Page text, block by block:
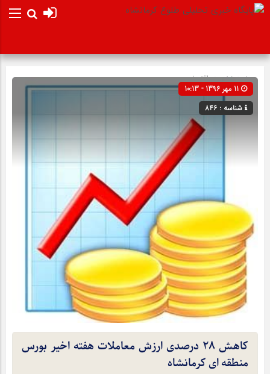
صفحه نخستاقتصادی
شناسه : 846
کاهش ۲۸ درصدی ارزش معاملات هفته اخیر بورس
منطقه ای کرمانشاه